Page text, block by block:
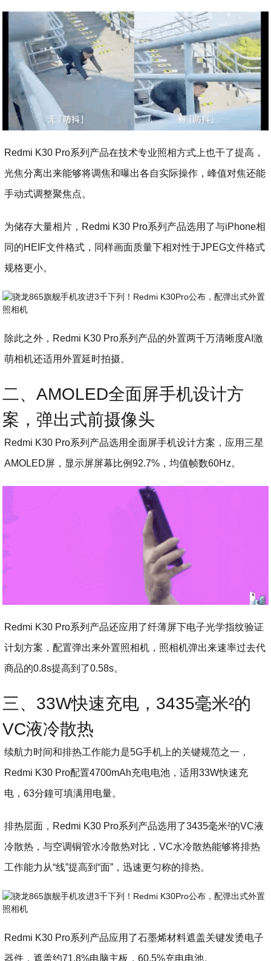
Redmi K30 Pro系列产品在技术专业照相方式上也干了提高，
光焦分离出来能够将调焦和曝出各自实际操作，峰值对焦还能
手动式调整聚焦点。
为储存大量相片，Redmi K30 Pro系列产品选用了与iPhone相
同的HEIF文件格式，同样画面质量下相对性于JPEG文件格式
规格更小。
除此之外，Redmi K30 Pro系列产品的外置两千万清晰度AI激
萌相机还适用外置延时拍摄。
二、AMOLED全面屏手机设计方
案，弹出式前摄像头
Redmi K30 Pro系列产品选用全面屏手机设计方案，应用三星
AMOLED屏，显示屏屏幕比例92.7%，均值帧数60Hz。
Redmi K30 Pro系列产品还应用了纤薄屏下电子光学指纹验证
计划方案，配置弹出来外置照相机，照相机弹出来速率过去代
商品的0.8s提高到了0.58s。
三、33W快速充电，3435毫米²的
VC液冷散热
续航力时间和排热工作能力是5G手机上的关键规范之一，
Redmi K30 Pro配置4700mAh充电电池，适用33W快速充
电，63分鐘可填满用电量。
排热层面，Redmi K30 Pro系列产品选用了3435毫米²的VC液
冷散热，与空调铜管水冷散热对比，VC水冷散热能够将排热
工作能力从“线”提高到“面”，迅速更匀称的排热。
Redmi K30 Pro系列产品应用了石墨烯材料遮盖关键发烫电子
器件，遮盖约71.8%电脑主板，60.5%充电电池。